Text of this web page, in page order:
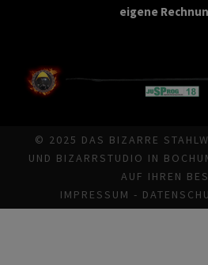
eigene
© 2025 DAS BIZARRE
UND BIZARRSTUDIO IN
AUF IHREN
IMPRESSUM -